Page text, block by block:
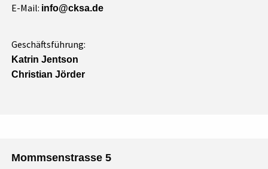
E-Mail: info@cksa.de
Geschäftsführung:
Katrin Jentson
Christian Jörder
Mommsenstrasse 5